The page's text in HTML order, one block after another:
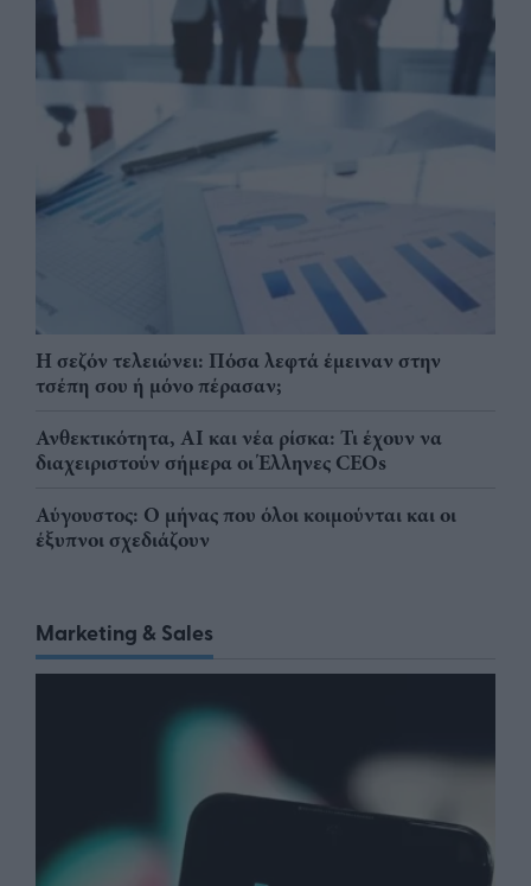
Η σεζόν τελειώνει: Πόσα λεφτά έμειναν στην
τσέπη σου ή μόνο πέρασαν;
Ανθεκτικότητα, AI και νέα ρίσκα: Τι έχουν να
διαχειριστούν σήμερα οι Έλληνες CEOs
Αύγουστος: Ο μήνας που όλοι κοιμούνται και οι
έξυπνοι σχεδιάζουν
Marketing & Sales